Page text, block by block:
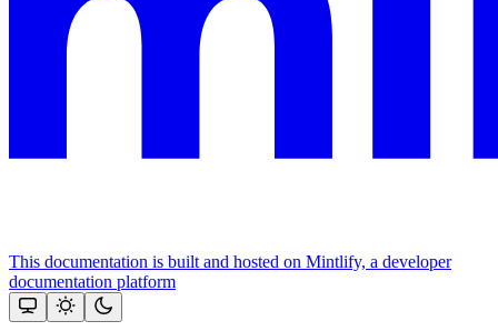
This documentation is built and hosted on Mintlify, a developer
documentation platform